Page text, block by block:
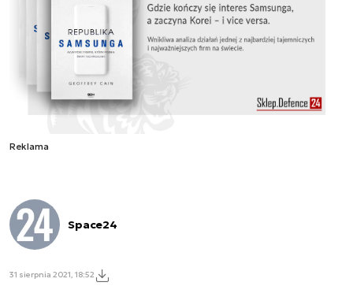
Reklama
Space24
31 sierpnia 2021, 18:52